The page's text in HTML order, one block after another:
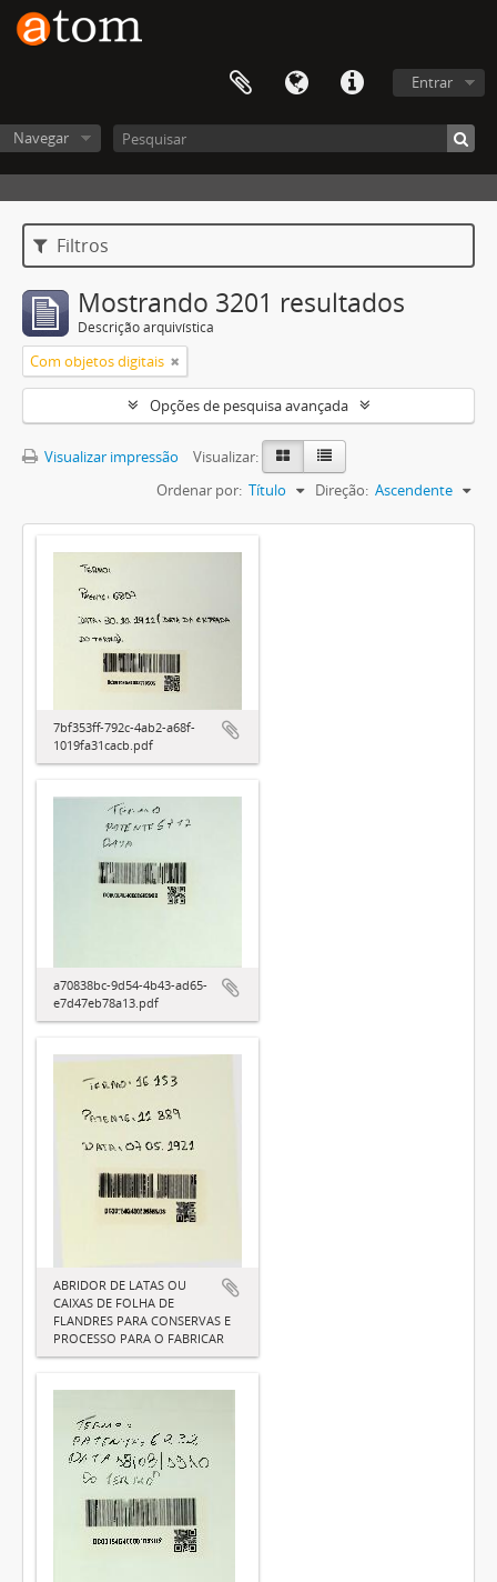
Entrar
Navegar
Filtros
Mostrando 3201 resultados
Descrição arquivística
Com objetos digitais
Opções de pesquisa avançada
Visualizar impressão
Visualizar:
Ordenar por: Título Direção: Ascendente
7bf353ff-792c-4ab2-a68f-
1019fa31cacb.pdf
a70838bc-9d54-4b43-ad65-
e7d47eb78a13.pdf
ABRIDOR DE LATAS OU
CAIXAS DE FOLHA DE
FLANDRES PARA CONSERVAS E
PROCESSO PARA O FABRICAR